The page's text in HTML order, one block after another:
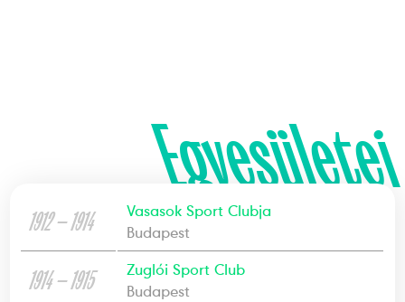
Egyesületei
1912 — 1914
Vasasok Sport Clubja
Budapest
1914 — 1915
Zuglói Sport Club
Budapest